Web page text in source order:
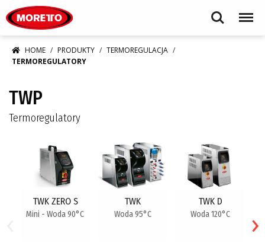
Search Menu
HOME PRODUKTY
TERMOREGULACJA
TERMOREGULATORY
TWP
Termoregulatory
TWK ZERO S
Mini - Woda 90°C
TWK
Woda 95°C
TWK D
Woda 120°C
›